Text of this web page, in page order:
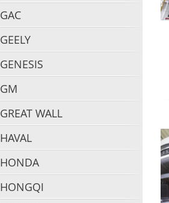
GAC
GEELY
GENESIS
GM
GREAT WALL
HAVAL
HONDA
HONGQI